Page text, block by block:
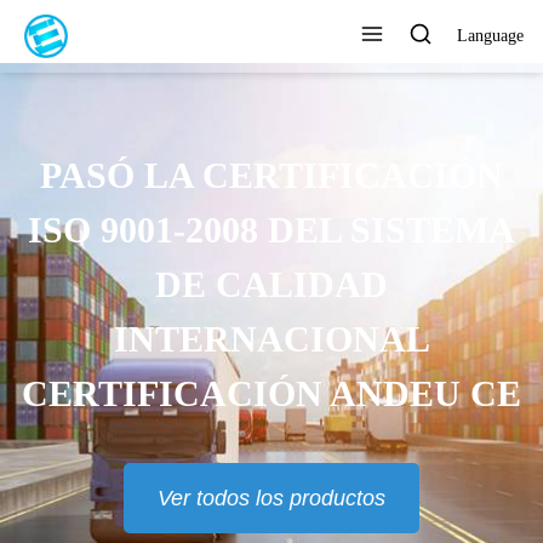
Language
PASÓ LA CERTIFICACIÓN
ISO 9001-2008 DEL SISTEMA
DE CALIDAD
INTERNACIONAL
CERTIFICACIÓN ANDEU CE
Ver todos los productos